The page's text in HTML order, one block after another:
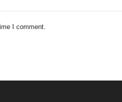
I comment.